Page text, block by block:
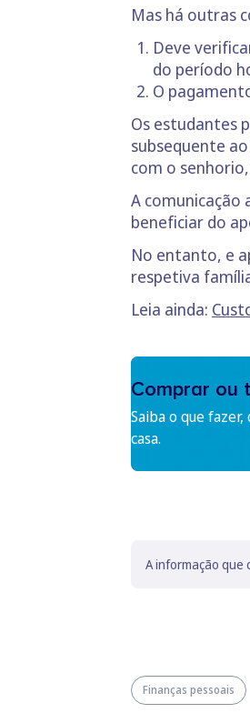
Mas há outras
Deve
do período
O
Os estudantes
subsequente
com o
A
beneficiar do
No entanto, e
respetiva
Leia ainda:
Comprar ou
Saiba o que
casa.
A informação que
Finanças pessoais